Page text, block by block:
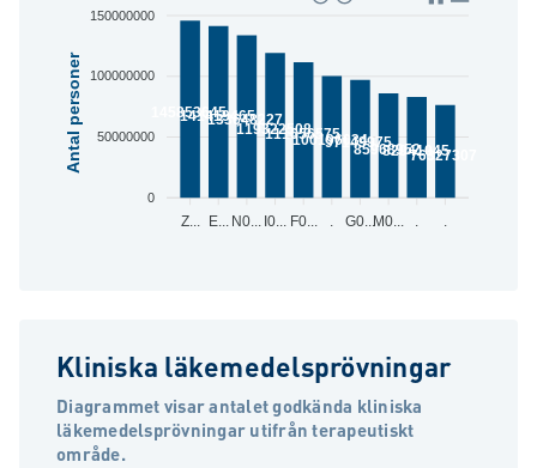
150000000
100000000
50000000
0
Antal personer 145853645
141419465
133648227
119322508
111656575
100196034
97149975
85968952
82941045
76327307
Z... E... N0... I0... F0... . G0...M0... . .
Kliniska läkemedelsprövningar
Diagrammet visar antalet godkända kliniska
läkemedelsprövningar utifrån terapeutiskt
område.